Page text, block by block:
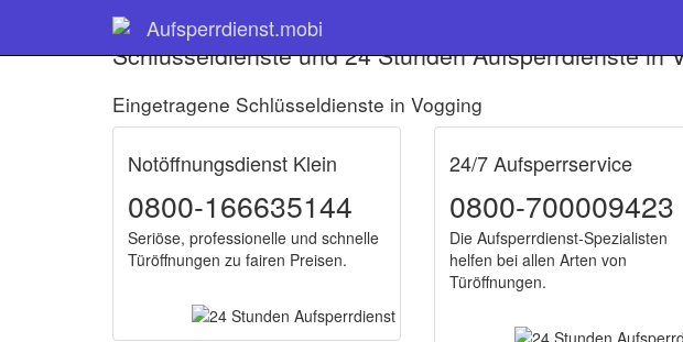
Aufsperrdienst.mobi
Schlüsseldienste und 24 Stunden Aufsperrdienste in
Eingetragene Schlüsseldienste in Vogging
Notöffnungsdienst Klein
0800-166635144
Seriöse, professionelle und schnelle
Türöffnungen zu fairen Preisen.
24/7 Aufsperrservice
0800-700009423
Die Aufsperrdienst-Spezialisten
helfen bei allen Arten von
Türöffnungen.